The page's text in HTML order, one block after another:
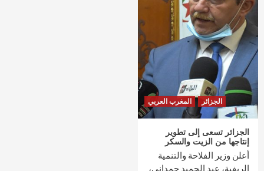
الجزائر المغرب العربي
الجزائر تسعى إلى تطوير
إنتاجها من الزيت والسكر
أعلن وزير الفلاحة والتنمية
الريفية، عبد الحميد حمداني،